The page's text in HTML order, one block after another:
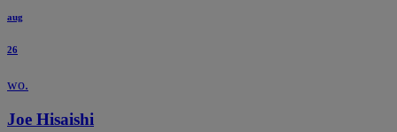
aug
26
wo.
Joe Hisaishi